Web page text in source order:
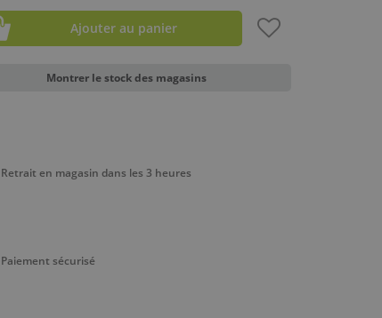
Ajouter au panier
Montrer le stock des magasins
Retrait en magasin dans les 3 heures
Paiement sécurisé